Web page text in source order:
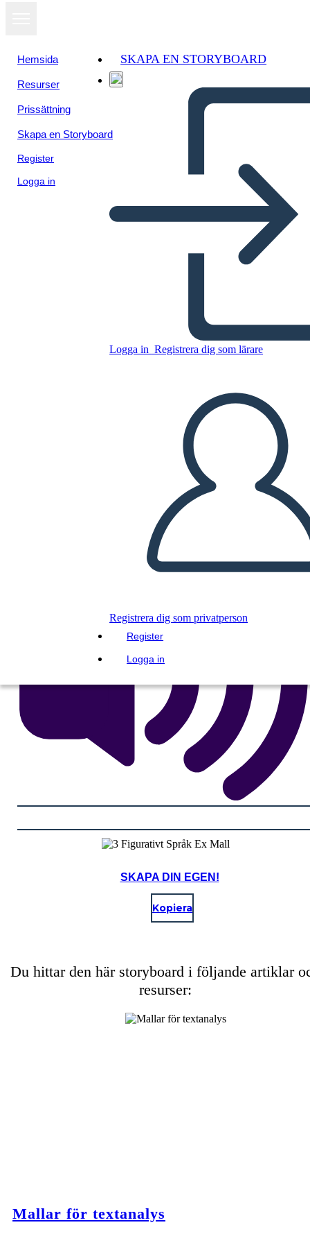
Hemsida
Resurser
Prissättning
Skapa en Storyboard
Register
Logga in
SKAPA EN STORYBOARD
Logga in Registrera dig som lärare
Registrera dig som privatperson
Register
Logga in
3 Figurativt Språk Ex Mall
Kopiera denna storyboard
SKAPA EN STORYBOARD
SPELA UPP BILDSPEL
LÄS FÖR MIG
SKAPA DIN EGEN!
Kopiera
Du hittar den här storyboard i följande artiklar
resurser:
Mallar för textanalys